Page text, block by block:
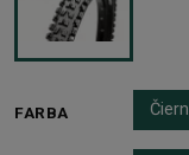
FARBA